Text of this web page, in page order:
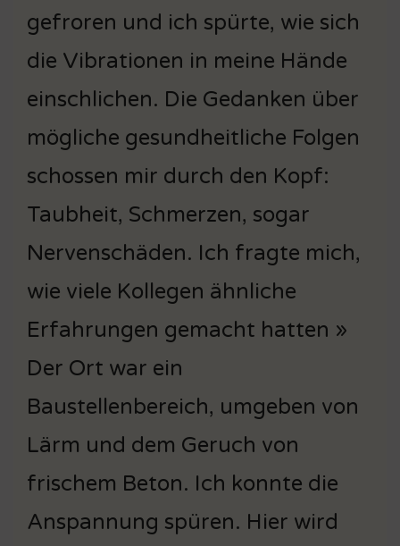
gefroren und ich spürte, wie sich
die Vibrationen in meine Hände
einschlichen. Die Gedanken über
mögliche gesundheitliche Folgen
schossen mir durch den Kopf:
Taubheit, Schmerzen, sogar
Nervenschäden. Ich fragte mich,
wie viele Kollegen ähnliche
Erfahrungen gemacht hatten »
Der Ort war ein
Baustellenbereich, umgeben von
Lärm und dem Geruch von
frischem Beton. Ich konnte die
Anspannung spüren. Hier wird